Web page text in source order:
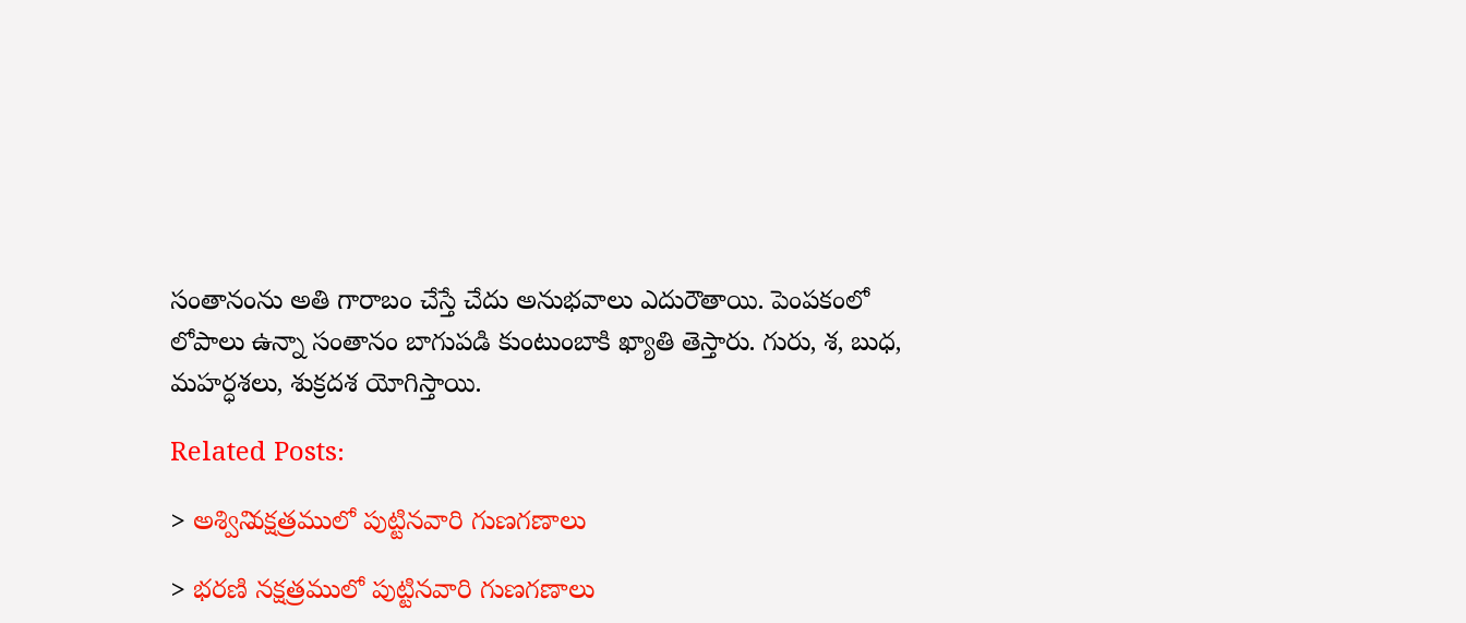
సంతానంను అతి గారాబం చేస్తే చేదు అనుభవాలు ఎదురౌతాయి. పెంపకంలో
లోపాలు ఉన్నా సంతానం బాగుపడి కుంటుంబానికి ఖ్యాతి తెస్తారు. గురు, శని, బుధ,
మహర్ధశలు, శుక్రదశ యోగిస్తాయి.
Related Posts:
> అశ్విని నక్షత్రములో పుట్టినవారి గుణగణాలు
> భరణి నక్షత్రములో పుట్టినవారి గుణగణాలు